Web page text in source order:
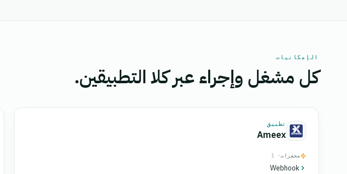
الإمكانيات
كل مشغل وإجراء عبر كلا التطبيقين.
تطبيق
Ameex
محفزات· 1
Webhook